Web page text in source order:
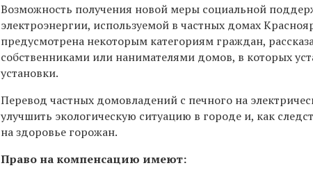
Возможность получения новой меры социальной
электроэнергии, используемой в частных домах
предусмотрена некоторым категориям граждан,
собственниками или нанимателями домов, в которых
установки.
Перевод частных домовладений с печного на
улучшить экологическую ситуацию в городе и, как
на здоровье горожан.
Право на компенсацию имеют: